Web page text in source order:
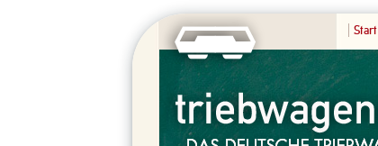
Start